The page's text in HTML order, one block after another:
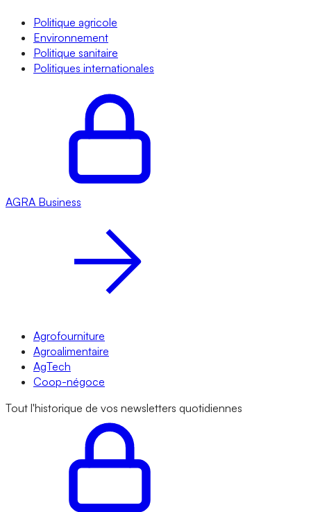
Politique agricole
Environnement
Politique sanitaire
Politiques internationales
AGRA Business
Agrofourniture
Agroalimentaire
AgTech
Coop-négoce
Tout l'historique de vos newsletters quotidiennes